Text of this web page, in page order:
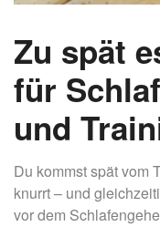
Zu spät
für
und
Du kommst spät vom
knurrt – und
vor dem